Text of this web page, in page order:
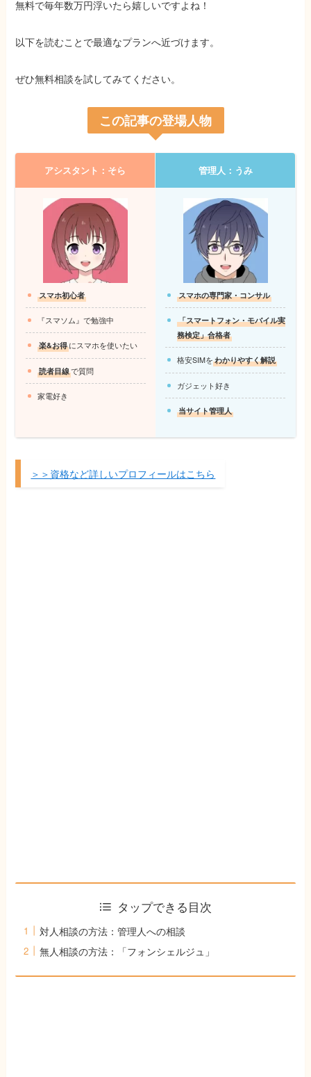
無料で毎年数万円浮いたら嬉しいですよね！
以下を読むことで最適なプランへ近づけます。
ぜひ無料相談を試してみてください。
この記事の登場人物
アシスタント：そら
スマホ初心者
『スマソム』で勉強中
楽&お得にスマホを使いたい
読者目線で質問
家電好き
管理人：うみ
スマホの専門家・コンサル
「スマートフォン・モバイル実
務検定」合格者
格安SIMをわかりやすく解説
ガジェット好き
当サイト管理人
＞＞資格など詳しいプロフィールはこちら
タップできる目次
対人相談の方法：管理人への相談
無人相談の方法：「フォンシェルジュ」